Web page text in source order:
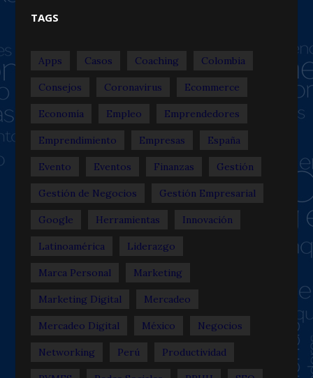
TAGS
Apps Casos Coaching Colombia
Consejos Coronavirus Ecommerce
Economía Empleo Emprendedores
Emprendimiento Empresas España
Evento Eventos Finanzas Gestión
Gestión de Negocios Gestión Empresarial
Google Herramientas Innovación
Latinoamérica Liderazgo
Marca Personal Marketing
Marketing Digital Mercadeo
Mercadeo Digital México Negocios
Networking Perú Productividad